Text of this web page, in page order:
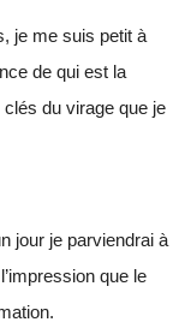
je me suis petit à
de qui est la
du virage que je
jour je parviendrai à
que le